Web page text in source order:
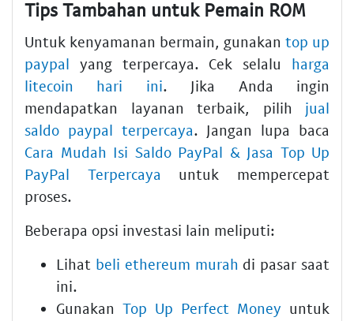
Tips Tambahan untuk Pemain ROM
Untuk kenyamanan bermain, gunakan top up
paypal yang terpercaya. Cek selalu harga
litecoin hari ini. Jika Anda ingin
mendapatkan layanan terbaik, pilih jual
saldo paypal terpercaya. Jangan lupa baca
Cara Mudah Isi Saldo PayPal & Jasa Top Up
PayPal Terpercaya untuk mempercepat
proses.
Beberapa opsi investasi lain meliputi:
Lihat beli ethereum murah di pasar saat
ini.
Gunakan Top Up Perfect Money untuk